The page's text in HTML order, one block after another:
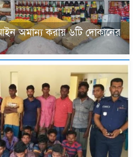
অমান্য করায় ৬টি দোকানের